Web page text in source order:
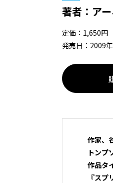
著者： ア
定価：1,650円
発売日：2009
作家、
トンプ
作品タ
『ス